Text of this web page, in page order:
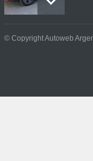
© Copyright Autoweb